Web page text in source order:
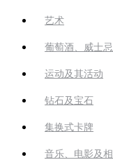
艺术
葡萄酒、威士
运动及其活动
钻石及宝石
集换式卡牌
音乐、电影及